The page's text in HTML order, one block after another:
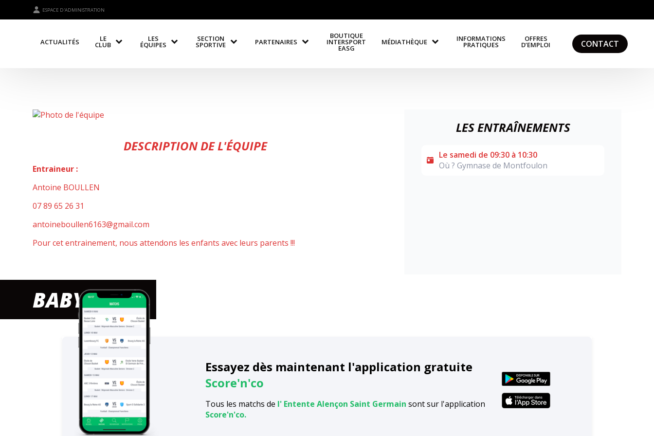
ESPACE D'ADMINISTRATION
ACTUALITÉS LE
CLUB
LES
ÉQUIPES
SECTION
SPORTIVE PARTENAIRES
BOUTIQUE
INTERSPORT
EASG
MÉDIATHÈQUE INFORMATIONS
PRATIQUES
OFFRES
D’EMPLOI CONTACT
BABY HAND
DESCRIPTION DE L'ÉQUIPE
Entraineur :
Antoine BOULLEN
07 89 65 26 31
antoineboullen6163@gmail.com
Pour cet entrainement, nous attendons les enfants avec leurs parents !!!
LES ENTRAÎNEMENTS
Le samedi de 09:30 à 10:30
Où ? Gymnase de Montfoulon
Essayez dès maintenant l'application gratuite
Score'n'co
Tous les matchs de l' Entente Alençon Saint Germain sont sur l'application
Score'n'co.